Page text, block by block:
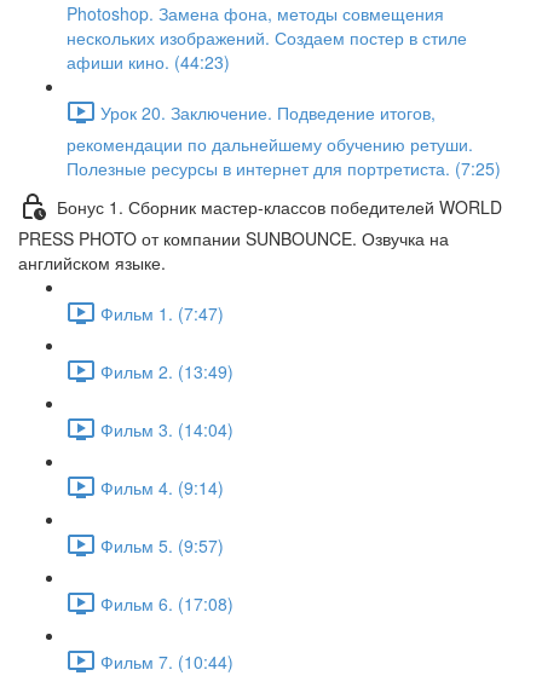
Photoshop. Замена фона, методы совмещения
нескольких изображений. Создаем постер в стиле
афиши кино. (44:23)
Урок 20. Заключение. Подведение итогов,
рекомендации по дальнейшему обучению ретуши.
Полезные ресурсы в интернет для портретиста. (7:25)
Бонус 1. Сборник мастер-классов победителей WORLD
PRESS PHOTO от компании SUNBOUNCE. Озвучка на
английском языке.
Фильм 1. (7:47)
Фильм 2. (13:49)
Фильм 3. (14:04)
Фильм 4. (9:14)
Фильм 5. (9:57)
Фильм 6. (17:08)
Фильм 7. (10:44)